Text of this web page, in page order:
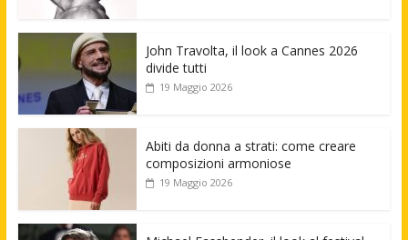
John Travolta, il look a Cannes 2026
divide tutti
19 Maggio 2026
Abiti da donna a strati: come creare
composizioni armoniose
19 Maggio 2026